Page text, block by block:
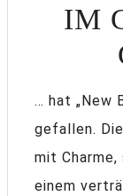
IM
… hat „New
gefallen.
mit
einem